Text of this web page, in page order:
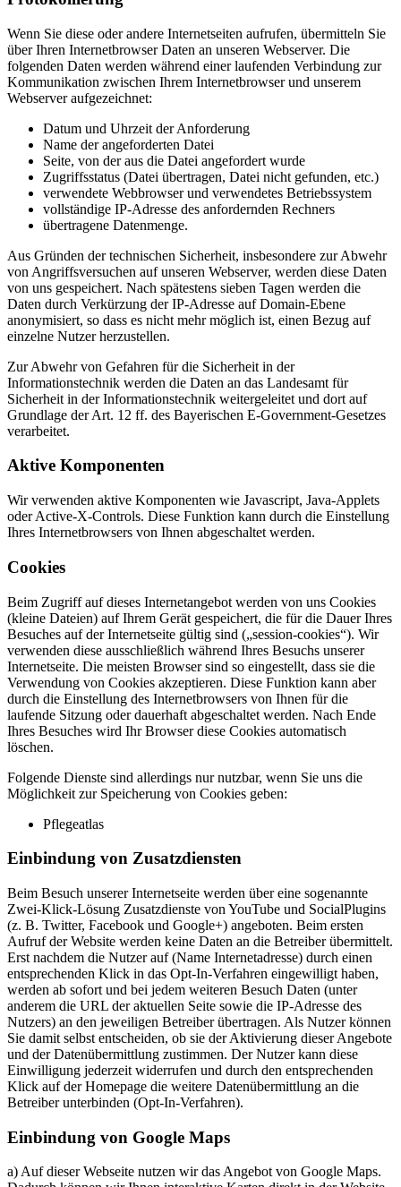
Wenn Sie diese oder andere Internetseiten aufrufen, übermitteln Sie
über Ihren Internetbrowser Daten an unseren Webserver. Die
folgenden Daten werden während einer laufenden Verbindung zur
Kommunikation zwischen Ihrem Internetbrowser und unserem
Webserver aufgezeichnet:
Datum und Uhrzeit der Anforderung
Name der angeforderten Datei
Seite, von der aus die Datei angefordert wurde
Zugriffsstatus (Datei übertragen, Datei nicht gefunden, etc.)
verwendete Webbrowser und verwendetes Betriebssystem
vollständige IP-Adresse des anfordernden Rechners
übertragene Datenmenge.
Aus Gründen der technischen Sicherheit, insbesondere zur Abwehr
von Angriffsversuchen auf unseren Webserver, werden diese Daten
von uns gespeichert. Nach spätestens sieben Tagen werden die
Daten durch Verkürzung der IP-Adresse auf Domain-Ebene
anonymisiert, so dass es nicht mehr möglich ist, einen Bezug auf
einzelne Nutzer herzustellen.
Zur Abwehr von Gefahren für die Sicherheit in der
Informationstechnik werden die Daten an das Landesamt für
Sicherheit in der Informationstechnik weitergeleitet und dort auf
Grundlage der Art. 12 ff. des Bayerischen E-Government-Gesetzes
verarbeitet.
Aktive Komponenten
Wir verwenden aktive Komponenten wie Javascript, Java-Applets
oder Active-X-Controls. Diese Funktion kann durch die Einstellung
Ihres Internetbrowsers von Ihnen abgeschaltet werden.
Cookies
Beim Zugriff auf dieses Internetangebot werden von uns Cookies
(kleine Dateien) auf Ihrem Gerät gespeichert, die für die Dauer Ihres
Besuches auf der Internetseite gültig sind („session-cookies“). Wir
verwenden diese ausschließlich während Ihres Besuchs unserer
Internetseite. Die meisten Browser sind so eingestellt, dass sie die
Verwendung von Cookies akzeptieren. Diese Funktion kann aber
durch die Einstellung des Internetbrowsers von Ihnen für die
laufende Sitzung oder dauerhaft abgeschaltet werden. Nach Ende
Ihres Besuches wird Ihr Browser diese Cookies automatisch
löschen.
Folgende Dienste sind allerdings nur nutzbar, wenn Sie uns die
Möglichkeit zur Speicherung von Cookies geben:
Pflegeatlas
Einbindung von Zusatzdiensten
Beim Besuch unserer Internetseite werden über eine sogenannte
Zwei-Klick-Lösung Zusatzdienste von YouTube und SocialPlugins
(z. B. Twitter, Facebook und Google+) angeboten. Beim ersten
Aufruf der Website werden keine Daten an die Betreiber übermittelt.
Erst nachdem die Nutzer auf (Name Internetadresse) durch einen
entsprechenden Klick in das Opt-In-Verfahren eingewilligt haben,
werden ab sofort und bei jedem weiteren Besuch Daten (unter
anderem die URL der aktuellen Seite sowie die IP-Adresse des
Nutzers) an den jeweiligen Betreiber übertragen. Als Nutzer können
Sie damit selbst entscheiden, ob sie der Aktivierung dieser Angebote
und der Datenübermittlung zustimmen. Der Nutzer kann diese
Einwilligung jederzeit widerrufen und durch den entsprechenden
Klick auf der Homepage die weitere Datenübermittlung an die
Betreiber unterbinden (Opt-In-Verfahren).
Einbindung von Google Maps
a) Auf dieser Webseite nutzen wir das Angebot von Google Maps.